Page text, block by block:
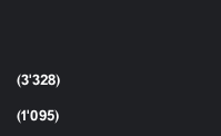
(3٬328)
(1٬095)